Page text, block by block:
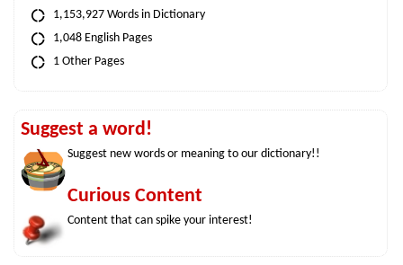
1,153,927 Words in Dictionary
1,048 English Pages
1 Other Pages
Suggest a word!
Suggest new words or meaning to our dictionary!!
Curious Content
Content that can spike your interest!